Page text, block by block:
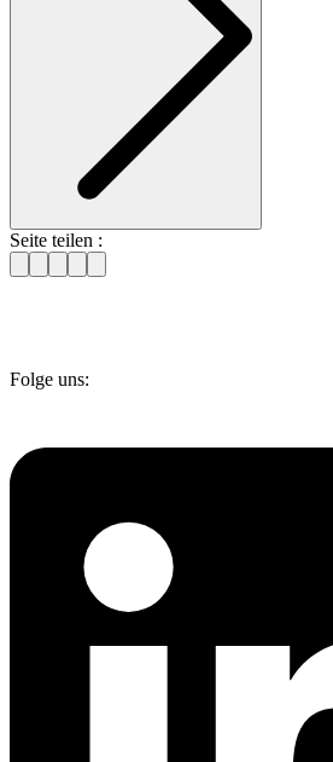
Seite teilen :
Folge uns: